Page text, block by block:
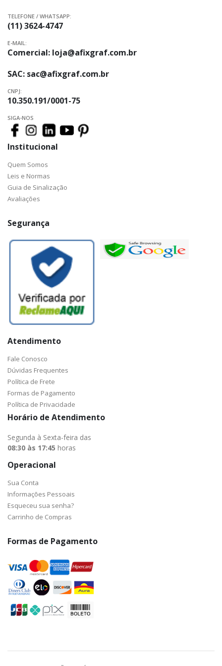
TELEFONE / WHATSAPP:
(11) 3624-4747
E-MAIL:
Comercial: loja@afixgraf.com.br
SAC: sac@afixgraf.com.br
CNPJ:
10.350.191/0001-75
SIGA-NOS
Institucional
Quem Somos
Leis e Normas
Guia de Sinalização
Avaliações
Segurança
Atendimento
Fale Conosco
Dúvidas Frequentes
Política de Frete
Formas de Pagamento
Política de Privacidade
Horário de Atendimento
Segunda à Sexta-feira das
08:30 às 17:45 horas
Operacional
Sua Conta
Informações Pessoais
Esqueceu sua senha?
Carrinho de Compras
Formas de Pagamento